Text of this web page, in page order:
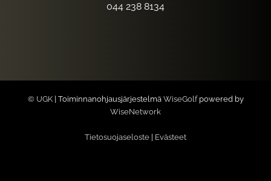
044 238 8134
© UGK| Toiminnanohjausjärjestelmä WiseGolfpowered by
WiseNetwork
Tietosuojaseloste Evästeet